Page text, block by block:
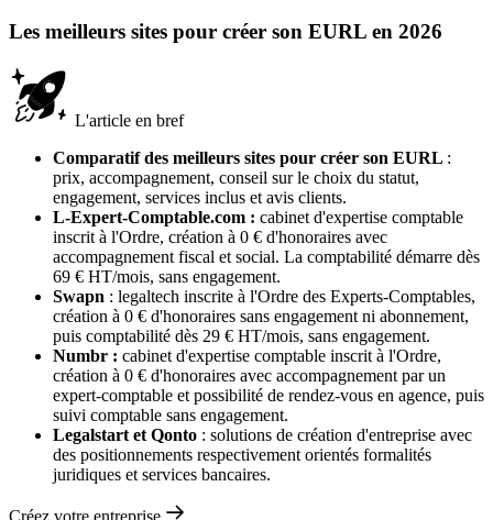
Les meilleurs sites pour créer son EURL en 2026
L'article en bref
Comparatif des meilleurs sites pour créer son EURL :
prix, accompagnement, conseil sur le choix du statut,
engagement, services inclus et avis clients.
L-Expert-Comptable.com : cabinet d'expertise comptable
inscrit à l'Ordre, création à 0 € d'honoraires avec
accompagnement fiscal et social. La comptabilité démarre dès
69 € HT/mois, sans engagement.
Swapn : legaltech inscrite à l'Ordre des Experts-Comptables,
création à 0 € d'honoraires sans engagement ni abonnement,
puis comptabilité dès 29 € HT/mois, sans engagement.
Numbr : cabinet d'expertise comptable inscrit à l'Ordre,
création à 0 € d'honoraires avec accompagnement par un
expert-comptable et possibilité de rendez-vous en agence, puis
suivi comptable sans engagement.
Legalstart et Qonto : solutions de création d'entreprise avec
des positionnements respectivement orientés formalités
juridiques et services bancaires.
Créez votre entreprise